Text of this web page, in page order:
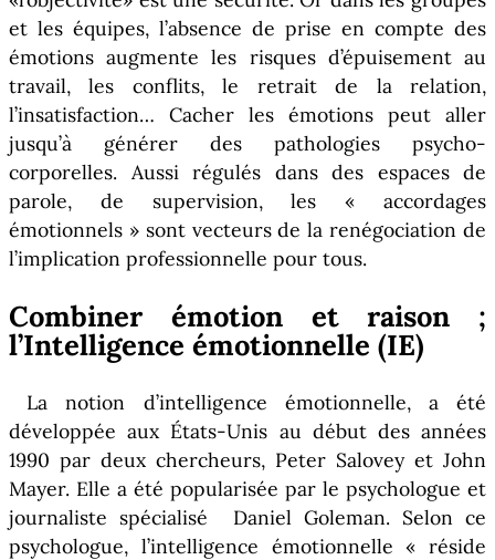
et les équipes, l’absence de prise en compte des
émotions augmente les risques d’épuisement au
travail, les conflits, le retrait de la relation,
l’insatisfaction… Cacher les émotions peut aller
jusqu’à générer des pathologies psycho-
corporelles. Aussi régulés dans des espaces de
parole, de supervision, les « accordages
émotionnels » sont vecteurs de la renégociation de
l’implication professionnelle pour tous.
Combiner émotion et raison ;
l’Intelligence émotionnelle (IE)
La notion d’intelligence émotionnelle, a été
développée aux États-Unis au début des années
1990 par deux chercheurs, Peter Salovey et John
Mayer. Elle a été popularisée par le psychologue et
journaliste spécialisé Daniel Goleman. Selon ce
psychologue, l’intelligence émotionnelle « réside